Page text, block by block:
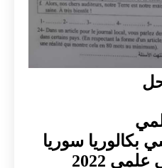
بكالوريا سوريا
2022